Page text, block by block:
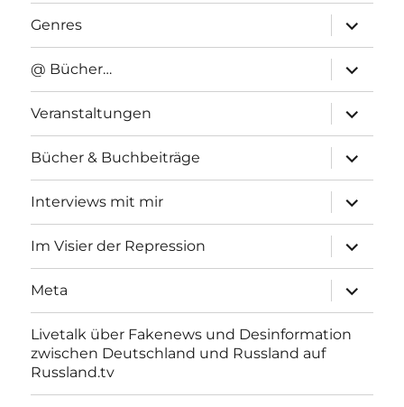
Genres
anzeigen
@ Bücher…
anzeigen
Veranstaltungen
anzeigen
Bücher & Buchbeiträge
anzeigen
Interviews mit mir
anzeigen
Im Visier der Repression
anzeigen
Meta
anzeigen
Livetalk über Fakenews und Desinformation
zwischen Deutschland und Russland auf
Russland.tv